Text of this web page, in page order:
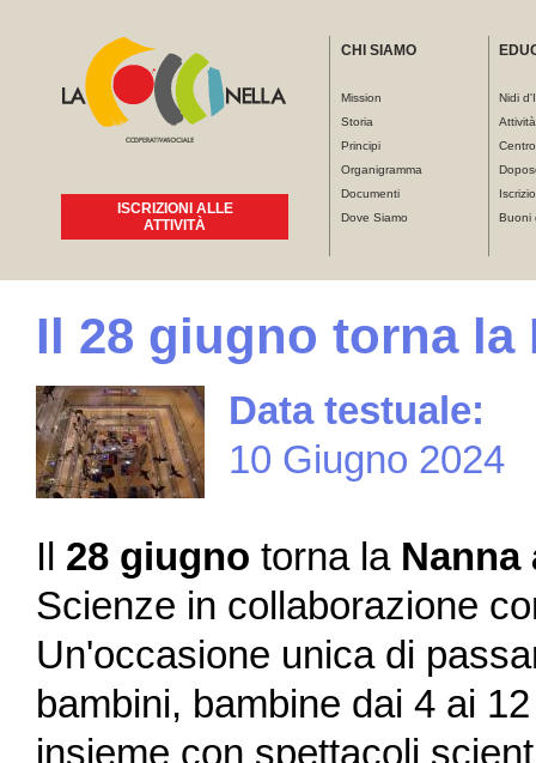
ISCRIZIONI ALLE
ATTIVITÀ
CHI SIAMO
Mission
Storia
Principi
Organigramma
Documenti
Dove Siamo
Nidi
Buoni
Tu sei qui
Il 28 giugno torna la
Data testuale:
10 Giugno 2024
Il 28 giugno torna la Nanna
Scienze in collaborazione
Un'occasione unica di
bambini, bambine dai 4 ai
insieme con spettacoli